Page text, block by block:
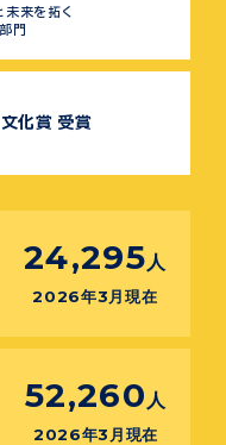
未来を拓く
門
化賞 受賞
24,295 人
2026年3月現在
52,260 人
2026年3月現在